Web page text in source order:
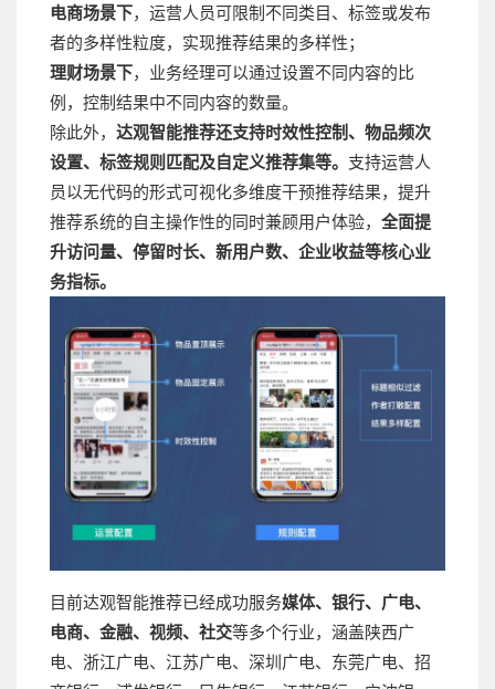
电商场景下，运营人员可限制不同类目、标签或发布
者的多样性粒度，实现推荐结果的多样性；
理财场景下，业务经理可以通过设置不同内容的比
例，控制结果中不同内容的数量。
除此外， 达观智能推荐还支持时效性控制、物品频次
设置、标签规则匹配及自定义推荐集等。 支持运营人
员以无代码的形式可视化多维度干预推荐结果，提升
推荐系统的自主操作性的同时兼顾用户体验， 全面提
升访问量、停留时长、新用户数、企业收益等核心业
务指标。
目前达观智能推荐已经成功服务媒体、银行、广电、
电商、金融、视频、社交等多个行业，涵盖陕西广
电、浙江广电、江苏广电、深圳广电、东莞广电、招